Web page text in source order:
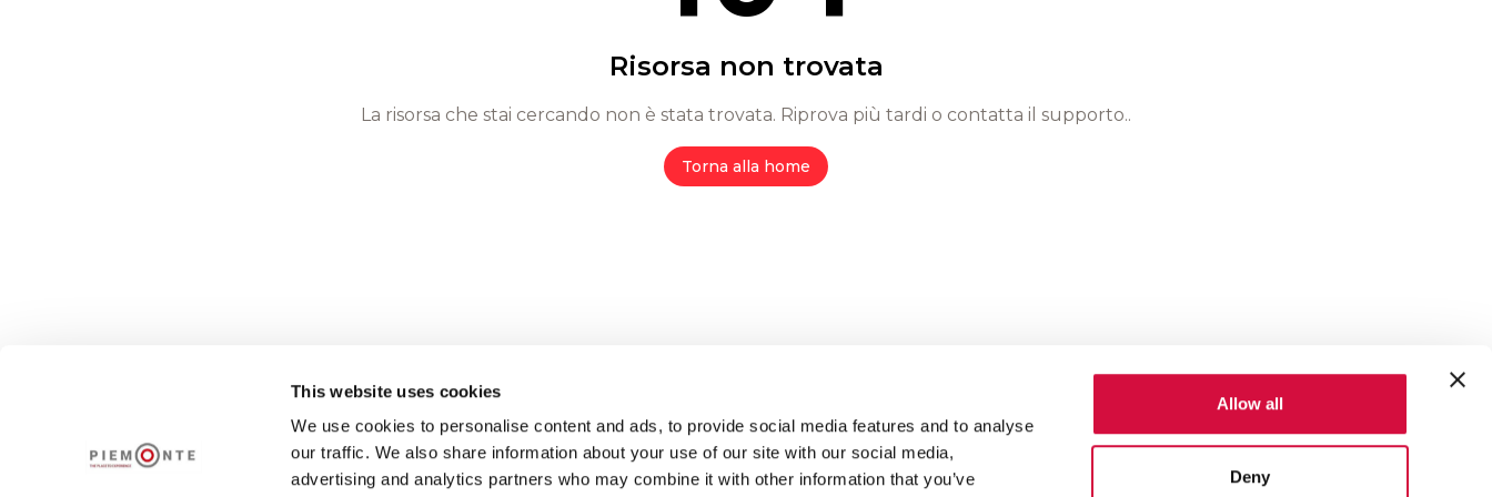
This website uses cookies
We use cookies to personalise content and ads, to provide social media features and to analyse
our traffic. We also share information about your use of our site with our social media,
advertising and analytics partners who may combine it with other information that you’ve
Allow all
Deny
Risorsa non trovata
La risorsa che stai cercando non è stata trovata. Riprova più tardi o contatta il supporto..
Torna alla home